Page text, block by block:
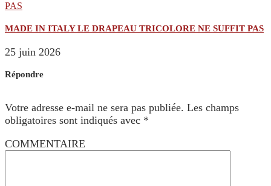
MADE IN ITALY LE DRAPEAU TRICOLORE NE SUFFIT PAS
25 juin 2026
Répondre
Votre adresse e-mail ne sera pas publiée. Les champs
obligatoires sont indiqués avec *
COMMENTAIRE